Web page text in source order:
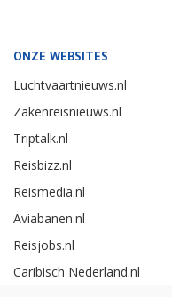
ONZE WEBSITES
Luchtvaartnieuws.nl
Zakenreisnieuws.nl
Triptalk.nl
Reisbizz.nl
Reismedia.nl
Aviabanen.nl
Reisjobs.nl
Caribisch Nederland.nl